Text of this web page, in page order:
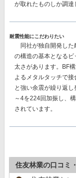
が取れたものしか調達
耐震性能にこだわりたい
同社が独自開発した
の構造の基本となる
太さがあります。BF
よるメタルタッチで
と強い余震が繰り返し
～4を224回加振し、
されています。
住友林業の口コミ